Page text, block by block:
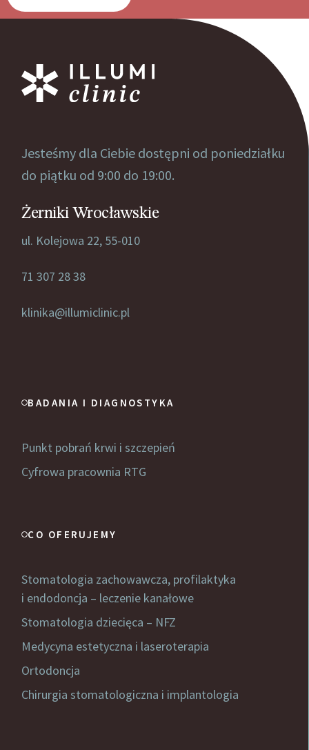
Jesteśmy dla Ciebie dostępni od poniedziałku
do piątku od 9:00 do 19:00.
Żerniki Wrocławskie
ul. Kolejowa 22, 55-010
71 307 28 38
klinika@illumiclinic.pl
BADANIA I DIAGNOSTYKA
Punkt pobrań krwi i szczepień
Cyfrowa pracownia RTG
CO OFERUJEMY
Stomatologia zachowawcza, profilaktyka
i endodoncja – leczenie kanałowe
Stomatologia dziecięca – NFZ
Medycyna estetyczna i laseroterapia
Ortodoncja
Chirurgia stomatologiczna i implantologia